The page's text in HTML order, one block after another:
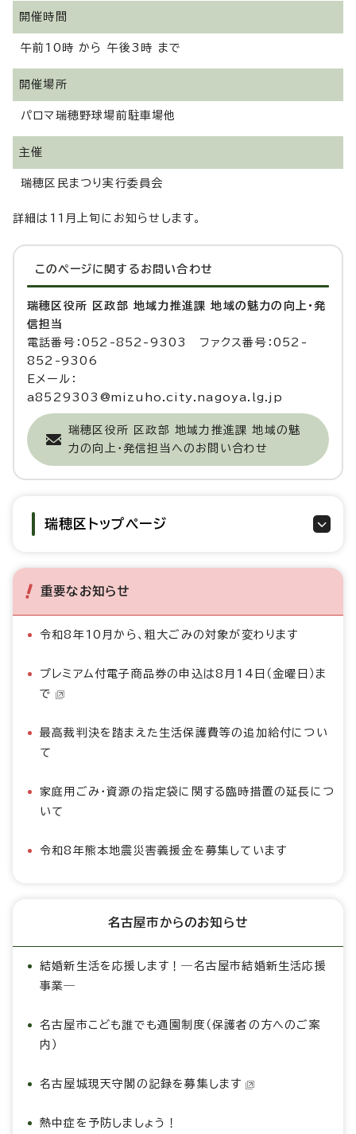
開催時間
午前10時 から 午後3時 まで
開催場所
パロマ瑞穂野球場前駐車場他
主催
瑞穂区民まつり実行委員会
詳細は11月上旬にお知らせします。
このページに関する お問い合わせ
瑞穂区役所 区政部 地域力推進課 地域の魅力の向上・発
信担当
電話番号：052-852-9303 ファクス番号：052-
852-9306
Eメール：
a8529303@mizuho.city.nagoya.lg.jp
瑞穂区役所 区政部 地域力推進課 地域の魅
力の向上・発信担当へのお問い合わせ
瑞穂区トップページ
重要なお知らせ
令和8年10月から、粗大ごみの対象が変わります
プレミアム付電子商品券の申込は8月14日（金曜日）ま
で
最高裁判決を踏まえた生活保護費等の追加給付につい
て
家庭用ごみ・資源の指定袋に関する臨時措置の延長につ
いて
令和8年熊本地震災害義援金を募集しています
名古屋市からのお知らせ
結婚新生活を応援します！―名古屋市結婚新生活応援
事業―
名古屋市こども誰でも通園制度（保護者の方へのご案
内）
名古屋城現天守閣の記録を募集します
熱中症を予防しましょう！